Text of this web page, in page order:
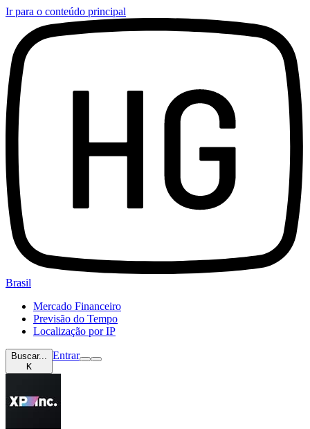
Ir para o conteúdo principal
Brasil
Mercado Financeiro
Previsão do Tempo
Localização por IP
Buscar...
K
Entrar